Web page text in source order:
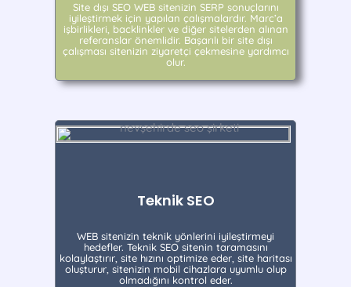
Site dışı SEO WEB sitenizin SERP sonuçlarını
iyileştirmek için yapılan çalışmalardır. Marc’a
işbirlikleri, backlinkler ve diğer sitelerden alınan
referanslar önemlidir. Başarılı bir site dışı
çalışması sitenizin ziyaretçi çekmesine yardımcı
olur.
Teknik SEO
WEB sitenizin teknik yönlerini iyileştirmeyi
hedefler. Teknik SEO sitenin taramasını
kolaylaştırır, site hızını optimize eder, site haritası
oluşturur, sitenizin mobil cihazlara uyumlu olup
olmadığını kontrol eder.